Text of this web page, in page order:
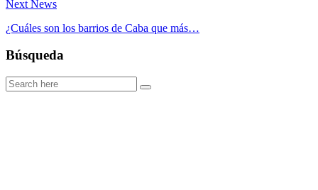
Next News
¿Cuáles son los barrios de Caba que más…
Búsqueda